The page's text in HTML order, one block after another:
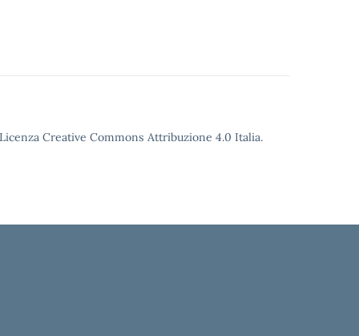
Creative Commons Attribuzione 4.0 Italia.